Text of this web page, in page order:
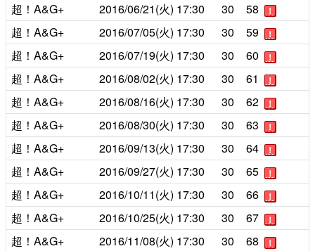
超！A&G+ 2016/06/21(火) 17:30 30 58 ！
超！A&G+ 2016/07/05(火) 17:30 30 59 ！
超！A&G+ 2016/07/19(火) 17:30 30 60 ！
超！A&G+ 2016/08/02(火) 17:30 30 61 ！
超！A&G+ 2016/08/16(火) 17:30 30 62 ！
超！A&G+ 2016/08/30(火) 17:30 30 63 ！
超！A&G+ 2016/09/13(火) 17:30 30 64 ！
超！A&G+ 2016/09/27(火) 17:30 30 65 ！
超！A&G+ 2016/10/11(火) 17:30 30 66 ！
超！A&G+ 2016/10/25(火) 17:30 30 67 ！
超！A&G+ 2016/11/08(火) 17:30 30 68 ！